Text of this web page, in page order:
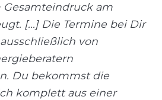
am
[...] Die Termine bei Dir
von
Du bekommst die
komplett aus einer